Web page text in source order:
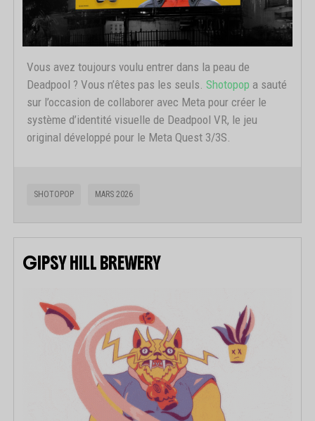
Vous avez toujours voulu entrer dans la peau de
Deadpool ? Vous n’êtes pas les seuls. Shotopop a sauté
sur l’occasion de collaborer avec Meta pour créer le
système d’identité visuelle de Deadpool VR, le jeu
original développé pour le Meta Quest 3/3S.
SHOTOPOP MARS 2026
GIPSY HILL BREWERY